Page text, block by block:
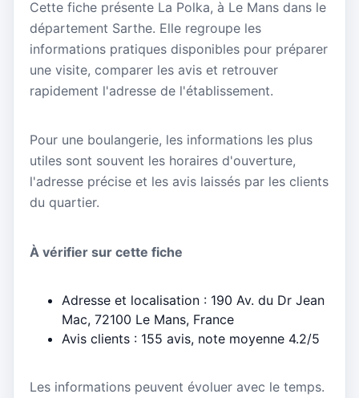
Cette fiche présente La Polka, à Le Mans dans le
département Sarthe. Elle regroupe les
informations pratiques disponibles pour préparer
une visite, comparer les avis et retrouver
rapidement l'adresse de l'établissement.
Pour une boulangerie, les informations les plus
utiles sont souvent les horaires d'ouverture,
l'adresse précise et les avis laissés par les clients
du quartier.
À vérifier sur cette fiche
Adresse et localisation : 190 Av. du Dr Jean
Mac, 72100 Le Mans, France
Avis clients : 155 avis, note moyenne 4.2/5
Les informations peuvent évoluer avec le temps.